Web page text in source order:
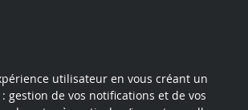
utilisateur en vous créant un
gestion de vos notifications et de vos